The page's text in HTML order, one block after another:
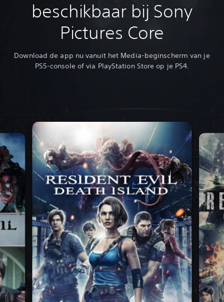
beschikbaar bij Sony
Pictures Core
Download de app nu vanuit het Media-beginscherm van je
PS5-console of via PlayStation Store op je PS4‎.